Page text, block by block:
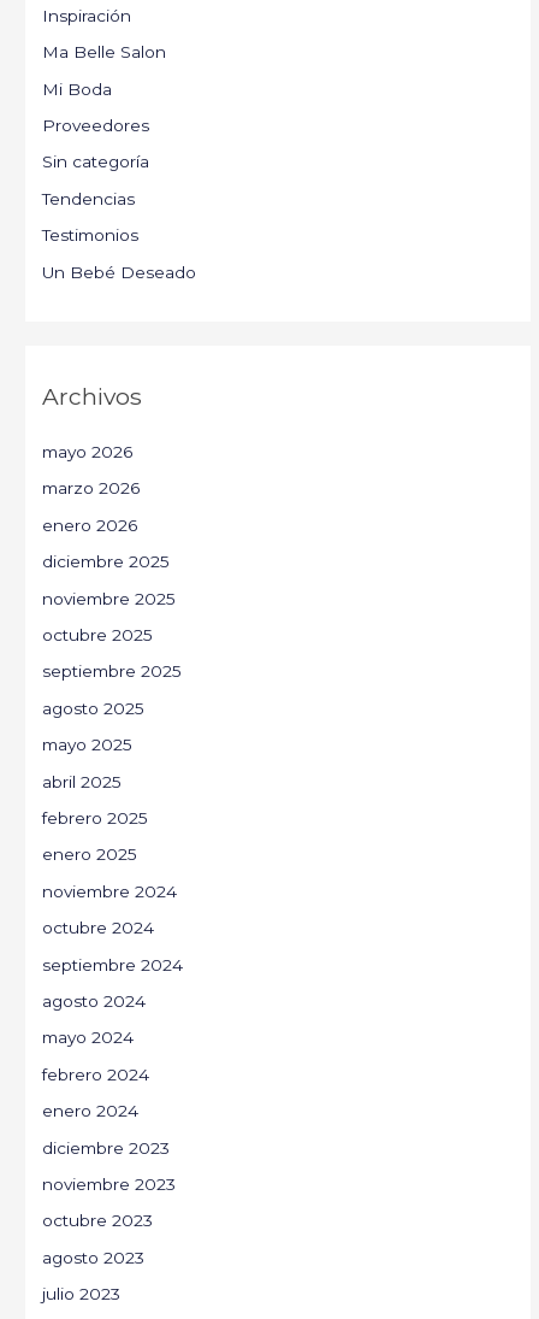
Inspiración
Ma Belle Salon
Mi Boda
Proveedores
Sin categoría
Tendencias
Testimonios
Un Bebé Deseado
Archivos
mayo 2026
marzo 2026
enero 2026
diciembre 2025
noviembre 2025
octubre 2025
septiembre 2025
agosto 2025
mayo 2025
abril 2025
febrero 2025
enero 2025
noviembre 2024
octubre 2024
septiembre 2024
agosto 2024
mayo 2024
febrero 2024
enero 2024
diciembre 2023
noviembre 2023
octubre 2023
agosto 2023
julio 2023